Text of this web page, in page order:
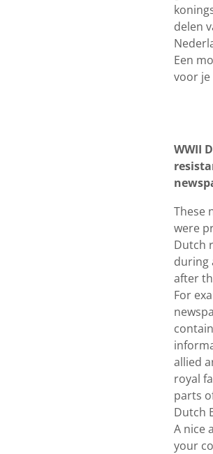
delen
Een
voor je
WWII
These
were
Dutch
during
after
For
allied
royal
parts
Dutch
A nice
your